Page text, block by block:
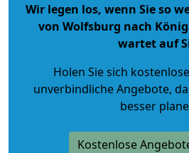
Wir legen los, wenn Sie so
von Wolfsburg nach
wartet auf
Holen Sie sich
unverbindliche Angebote,
besser
Kostenlose